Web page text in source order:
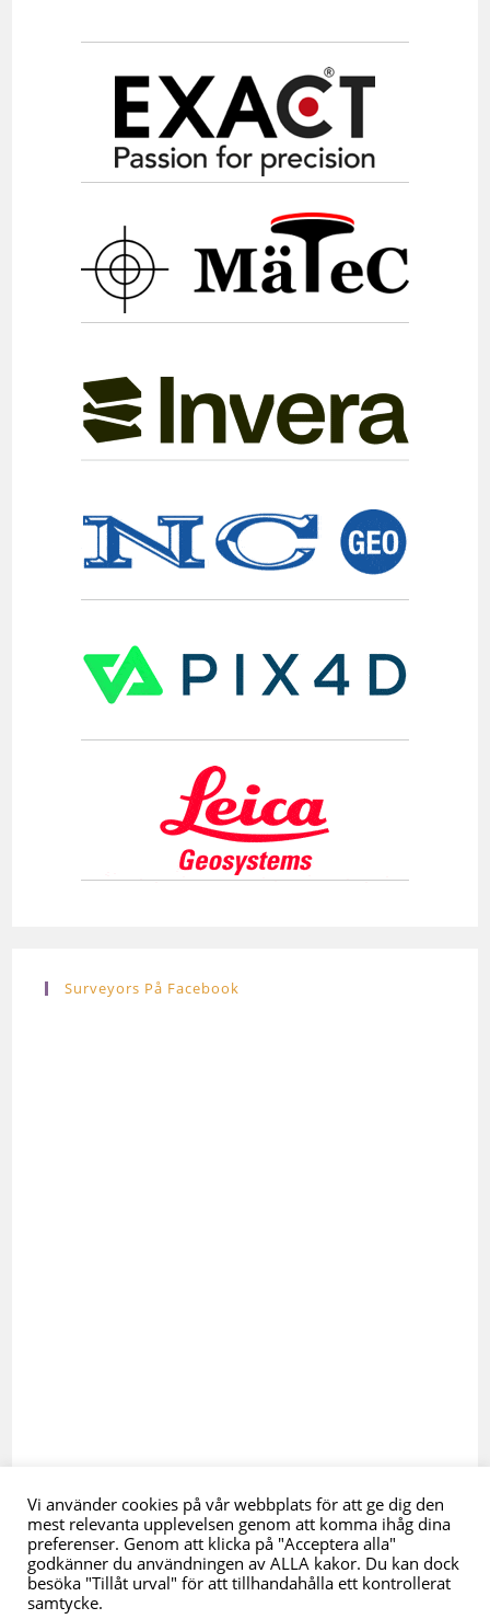
Surveyors På Facebook
Start
Vi använder cookies på vår webbplats för att ge dig den
mest relevanta upplevelsen genom att komma ihåg dina
preferenser. Genom att klicka på "Acceptera alla"
godkänner du användningen av ALLA kakor. Du kan dock
besöka "Tillåt urval" för att tillhandahålla ett kontrollerat
samtycke.